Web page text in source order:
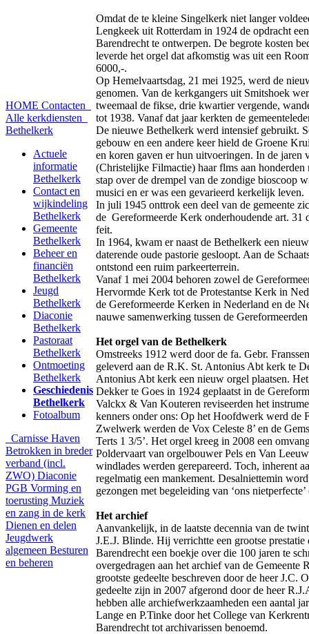
HOME Contacten
Alle kerkdiensten
Bethelkerk
Actuele
informatie
Bethelkerk
Contact en
wijkindeling
Bethelkerk
Gemeente
Bethelkerk
Beheer en
financiën
Bethelkerk
Jeugd
Bethelkerk
Diaconie
Bethelkerk
Pastoraat
Bethelkerk
Ontmoeting
Bethelkerk
Geschiedenis
Bethelkerk
Fotoalbum
Carnisse Haven
Betrokken in breder
verband (incl.
ZWO) Diaconie
PGB Vorming en
toerusting Muziek
en zang in de kerk
Dienen en delen
Jeugdwerk
algemeen Besturen
en beheren
Omdat de te kleine Singelkerk niet langer
Lengkeek uit Rotterdam in 1924 de opdracht
Barendrecht te ontwerpen. De begrote kosten
leverde het orgel dat afkomstig was uit een
6000,-.
Op Hemelvaartsdag, 21 mei 1925, werd de
genomen. Van de kerkgangers uit Smitshoek
tweemaal de fikse, drie kwartier vergende,
tot 1938. Vanaf dat jaar kerkten de
De nieuwe Bethelkerk werd intensief gebruikt.
gebouw en een andere keer hield de Groene
en koren gaven er hun uitvoeringen. In de jaren
(Christelijke Filmactie) haar flms aan
stap over de drempel van de zondige bioscoop
musici en er was een gevarieerd kerkelijk leven.
In juli 1945 onttrok een deel van de gemeente
de Gereformeerde Kerk onderhoudende art.
feit.
In 1964, kwam er naast de Bethelkerk een
daterende oude pastorie gesloopt. Aan de
ontstond een ruim parkeerterrein.
Vanaf 1 mei 2004 behoren zowel de
Hervormde Kerk tot de Protestantse Kerk in
de Gereformeerde Kerken in Nederland en de
nauwe samenwerking tussen de
Het orgel van de Bethelkerk
Omstreeks 1912 werd door de fa. Gebr.
geleverd aan de R.K. St. Antonius Abt kerk te
Antonius Abt kerk een nieuw orgel plaatsen.
Dekker te Goes in 1924 geplaatst in de
Valckx & Van Kouteren reviseerden het
kenners onder ons: Op het Hoofdwerk werd de
Zwelwerk werden de Vox Celeste 8’ en de
Terts 1 3/5’. Het orgel kreeg in 2008 een
Poldervaart van orgelbouwer Pels en Van
windlades werden gerepareerd. Toch, inherent
regelmatig een mankement. Desalniettemin
gezongen met begeleiding van ‘ons
Het archief
Aanvankelijk, in de laatste decennia van de
J.E.J. Blinde. Hij verrichtte een grootse
Barendrecht een boekje over die 100 jaren te
overgedragen aan het archief van de
grootste gedeelte beschreven door de heer J.C.
gedeelte zijn in 2007 afgerond door de heer
hebben alle archiefwerkzaamheden een aantal
Lange en P.Tinke door het College van
Barendrecht tot archivarissen benoemd.